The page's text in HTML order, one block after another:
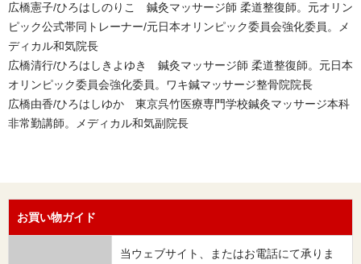
広橋憲子/ひろはしのりこ 鍼灸マッサージ師 柔道整復師。元オリン
ピック公式帯同トレーナー/元日本オリンピック委員会強化委員。メ
ディカル和気院長
広橋清行/ひろはしきよゆき 鍼灸マッサージ師 柔道整復師。元日本
オリンピック委員会強化委員。ワキ鍼マッサージ整骨院院長
広橋由香/ひろはしゆか 東京呉竹医療専門学校鍼灸マッサージ本科
非常勤講師。メディカル和気副院長
お買い物ガイド
当ウェブサイト、またはお電話にて承りま